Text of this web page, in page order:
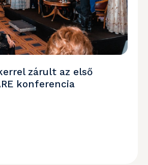
zárult az első
konferencia